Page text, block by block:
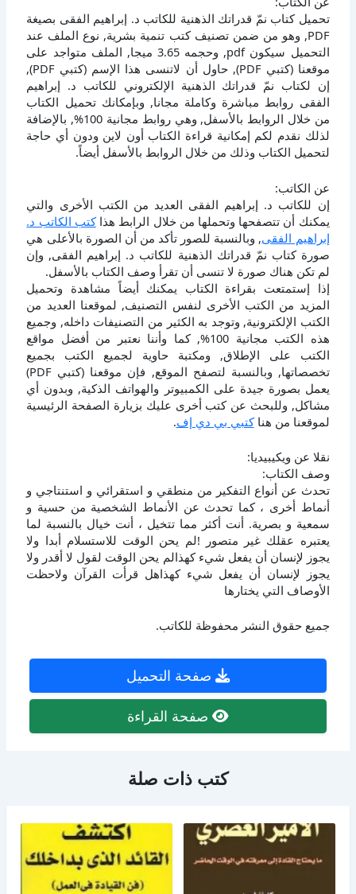
تحميل كتاب نمّ قدراتك الذهنية للكاتب د. إبراهيم الفقى بصيغة
PDF, وهو من ضمن تصنيف كتب تنمية بشرية, نوع الملف عند
التحميل سيكون pdf, وحجمه 3.65 ميجا, الملف متواجد على
موقعنا (كتبي PDF), حاول أن لاتنسى هذا الإسم (كتبي PDF),
إن لكتاب نمّ قدراتك الذهنية الإلكتروني للكاتب د. إبراهيم
الفقى روابط مباشرة وكاملة مجانا, وبإمكانك تحميل الكتاب
من خلال الروابط بالأسفل, وهي روابط مجانية 100%, بالإضافة
لذلك نقدم لكم إمكانية قراءة الكتاب أون لاين ودون أي حاجة
لتحميل الكتاب وذلك من خلال الروابط بالأسفل أيضاً.
عن الكاتب:
إن للكاتب د. إبراهيم الفقى العديد من الكتب الأخرى والتي
يمكنك أن تتصفحها وتحملها من خلال الرابط هذاكتب الكاتب د.
إبراهيم الفقى, وبالنسبة للصور تأكد من أن الصورة بالأعلى هي
صورة كتاب نمّ قدراتك الذهنية للكاتب د. إبراهيم الفقى, وإن
لم تكن هناك صورة لا تنسى أن تقرأ وصف الكتاب بالأسفل.
إذا إستمتعت بقراءة الكتاب يمكنك أيضاً مشاهدة وتحميل
المزيد من الكتب الأخرى لنفس التصنيف, لموقعنا العديد من
الكتب الإلكترونية, وتوجد به الكثير من التصنيفات داخله, وجميع
هذه الكتب مجانية 100%, كما وأننا نعتبر من أفضل مواقع
الكتب على الإطلاق, ومكتبة حاوية لجميع الكتب بجميع
تخصصاتها, وبالنسبة لتصفح الموقع, فإن موقعنا (كتبي PDF)
يعمل بصورة جيدة على الكمبيوتر والهواتف الذكية, وبدون أي
مشاكل, وللبحث عن كتب أخرى عليك بزيارة الصفحة الرئيسية
لموقعنا من هناكتبي بي دي إف.
نقلا عن ويكيبيديا:
وصف الكتاب:
تحدث عن أنواع التفكير من منطقي و استقرائي و استنتاجي و
أنماط أخرى ، كما تحدث عن الأنماط الشخصية من حسية و
سمعية و بصرية. أنت أكثر مما تتخيل ، أنت خيال بالنسبة لما
يعتبره عقلك غير متصور !لم يحن الوقت للاستسلام أبدا ولا
يجوز لإنسان أن يفعل شيء كهذالم يحن الوقت لقول لا أقدر ولا
يجوز لإنسان أن يفعل شيء كهذاهل قرأت القرآن ولاحظت
الأوصاف التي يختارها
جميع حقوق النشر محفوظة للكاتب.
صفحة التحميل
صفحة القراءة
كتب ذات صلة